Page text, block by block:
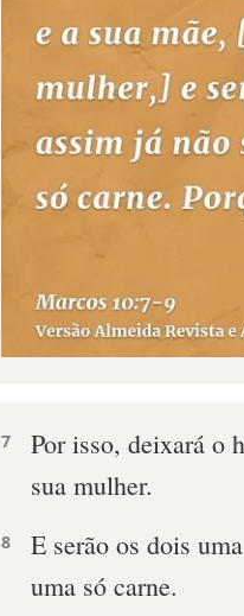
7
Por isso, deixará o
sua mulher.
8
E serão os dois
uma só carne.